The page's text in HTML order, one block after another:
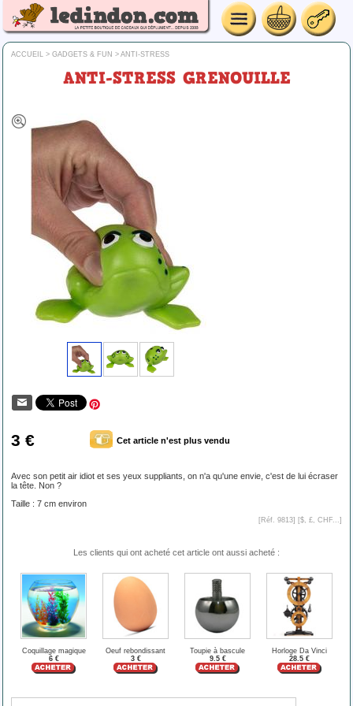
ACCUEIL > GADGETS & FUN > ANTI-STRESS
ANTI-STRESS GRENOUILLE
3 € Cet article n'est plus vendu
Avec son petit air idiot et ses yeux suppliants, on n'a qu'une envie, c'est de lui écraser
la tête. Non ?
Taille : 7 cm environ
[Réf. 9813] [$, £, CHF...]
Les clients qui ont acheté cet article ont aussi acheté :
Coquillage magique
6 €
Oeuf rebondissant
3 €
Toupie à bascule
9.5 €
Horloge Da Vinci
28.5 €